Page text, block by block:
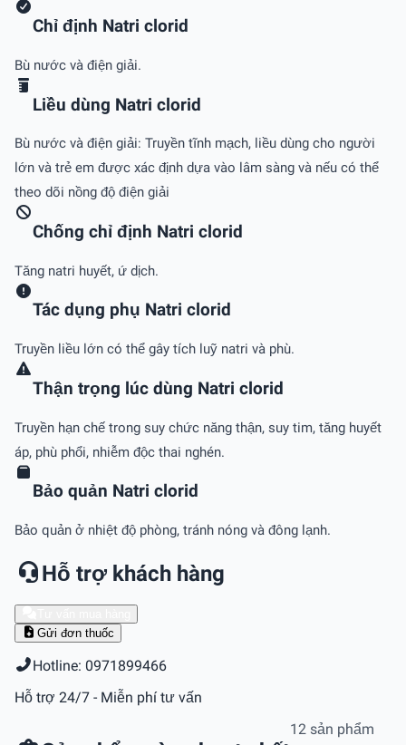
Chỉ định Natri clorid
Bù nước và điện giải.
Liều dùng Natri clorid
Bù nước và điện giải: Truyền tĩnh mạch, liều dùng cho người
lớn và trẻ em được xác định dựa vào lâm sàng và nếu có thể
theo dõi nồng độ điện giải
Chống chỉ định Natri clorid
Tăng natri huyết, ứ dịch.
Tác dụng phụ Natri clorid
Truyền liều lớn có thể gây tích luỹ natri và phù.
Thận trọng lúc dùng Natri clorid
Truyền hạn chế trong suy chức năng thận, suy tim, tăng huyết
áp, phù phổi, nhiễm độc thai nghén.
Bảo quản Natri clorid
Bảo quản ở nhiệt độ phòng, tránh nóng và đông lạnh.
Hỗ trợ khách hàng
Gửi đơn thuốc
Hotline: 0971899466
Hỗ trợ 24/7 - Miễn phí tư vấn
12 sản phẩm